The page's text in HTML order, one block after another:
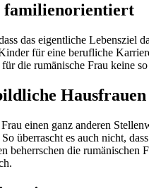
familienorientiert
das eigentliche
für eine berufliche
die rumänische Frau keine
Hausfrauen
einen ganz anderen
überrascht es auch nicht,
beherrschen die